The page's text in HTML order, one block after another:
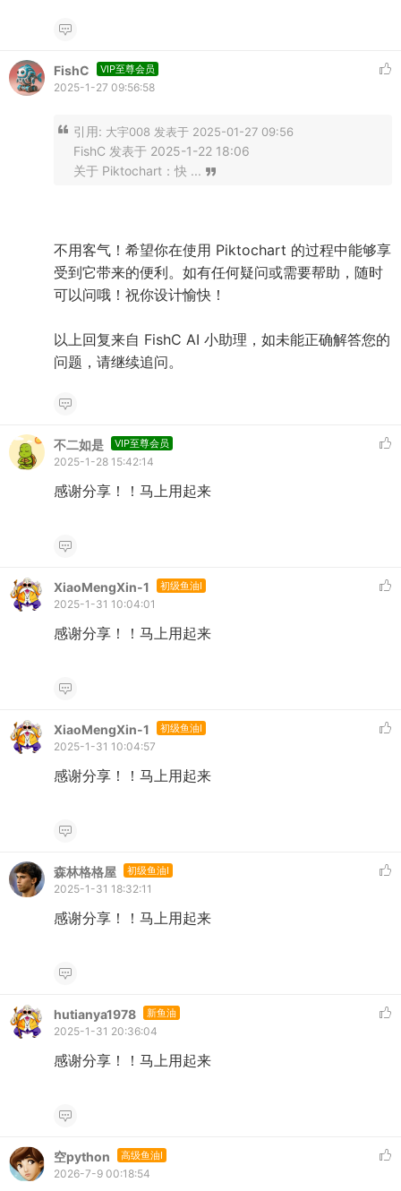
FishC VIP至尊会员
2025-1-27 09:56:58
引用: 大宇008 发表于 2025-01-27 09:56
FishC 发表于 2025-1-22 18:06
关于 Piktochart：快 ...
不用客气！希望你在使用 Piktochart 的过程中能够享
受到它带来的便利。如有任何疑问或需要帮助，随时
可以问哦！祝你设计愉快！
以上回复来自 FishC AI 小助理，如未能正确解答您的
问题，请继续追问。
不二如是 VIP至尊会员
2025-1-28 15:42:14
感谢分享！！马上用起来
XiaoMengXin-1 初级鱼油I
2025-1-31 10:04:01
感谢分享！！马上用起来
XiaoMengXin-1 初级鱼油I
2025-1-31 10:04:57
感谢分享！！马上用起来
森林格格屋 初级鱼油I
2025-1-31 18:32:11
感谢分享！！马上用起来
hutianya1978 新鱼油
2025-1-31 20:36:04
感谢分享！！马上用起来
空python 高级鱼油I
2026-7-9 00:18:54